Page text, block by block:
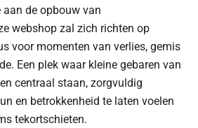
de opbouw van
webshop zal zich richten op
voor momenten van verlies, gemis
Een plek waar kleine gebaren van
centraal staan, zorgvuldig
en betrokkenheid te laten voelen
tekortschieten.